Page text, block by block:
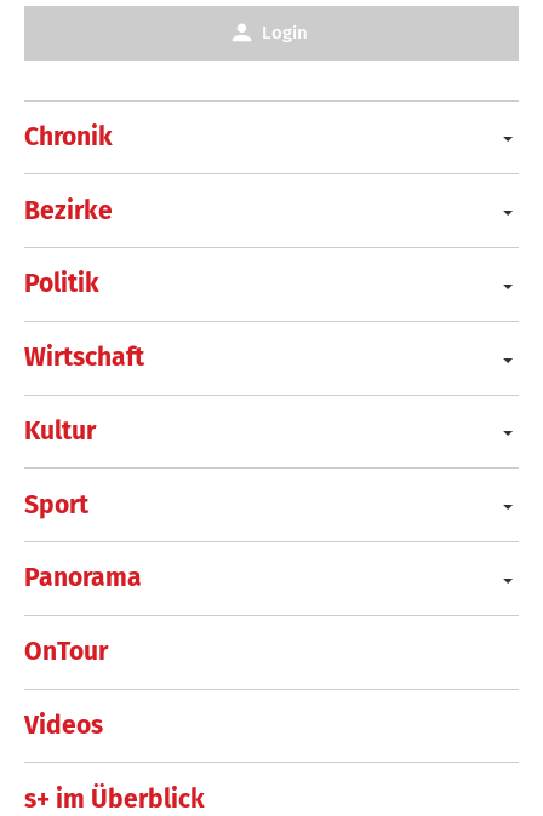
Chronik
Bezirke
Politik
Wirtschaft
Kultur
Sport
Panorama
OnTour
Videos
s+ im Überblick
Login